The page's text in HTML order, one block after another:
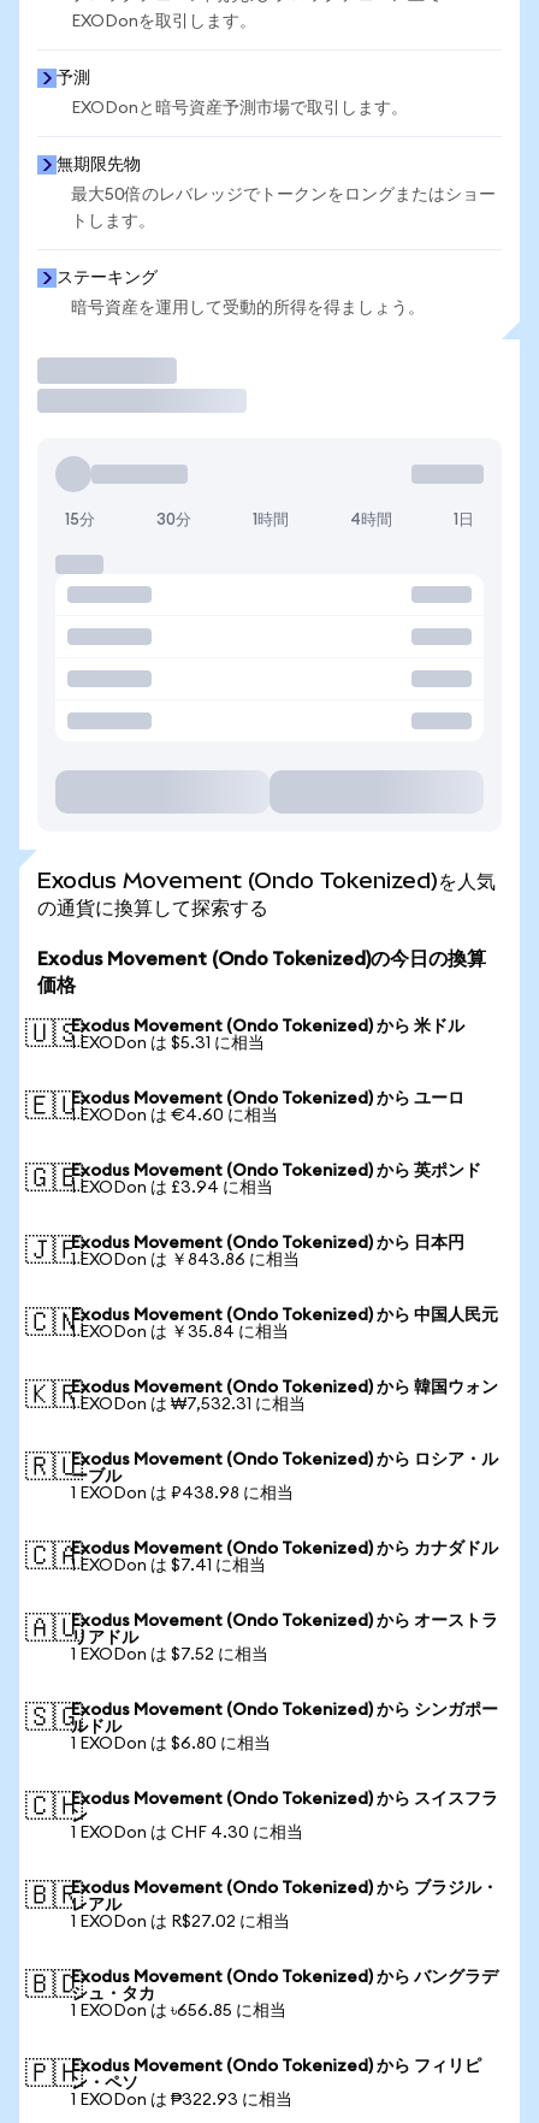
EXODonを取引します。
予測
EXODonと暗号資産予測市場で取引します。
無期限先物
最大50倍のレバレッジでトークンをロングまたはショー
トします。
ステーキング
暗号資産を運用して受動的所得を得ましょう。
15分 30分 1時間 4時間 1日
Exodus Movement (Ondo Tokenized)を人気
の通貨に換算して探索する
Exodus Movement (Ondo Tokenized)の今日の換算
価格
🇺🇸Exodus Movement (Ondo Tokenized) から 米ドル
1 EXODon は $5.31 に相当
🇪🇺Exodus Movement (Ondo Tokenized) から ユーロ
1 EXODon は €4.60 に相当
🇬🇧Exodus Movement (Ondo Tokenized) から 英ポンド
1 EXODon は £3.94 に相当
🇯🇵Exodus Movement (Ondo Tokenized) から 日本円
1 EXODon は ￥843.86 に相当
🇨🇳Exodus Movement (Ondo Tokenized) から 中国人民元
1 EXODon は ￥35.84 に相当
🇰🇷Exodus Movement (Ondo Tokenized) から 韓国ウォン
1 EXODon は ₩7,532.31 に相当
🇷🇺Exodus Movement (Ondo Tokenized) から ロシア・ル
ーブル
1 EXODon は ₽438.98 に相当
🇨🇦Exodus Movement (Ondo Tokenized) から カナダドル
1 EXODon は $7.41 に相当
🇦🇺Exodus Movement (Ondo Tokenized) から オーストラ
リアドル
1 EXODon は $7.52 に相当
🇸🇬Exodus Movement (Ondo Tokenized) から シンガポー
ルドル
1 EXODon は $6.80 に相当
🇨🇭Exodus Movement (Ondo Tokenized) から スイスフラ
ン
1 EXODon は CHF 4.30 に相当
🇧🇷Exodus Movement (Ondo Tokenized) から ブラジル・
レアル
1 EXODon は R$27.02 に相当
🇧🇩Exodus Movement (Ondo Tokenized) から バングラデ
シュ・タカ
1 EXODon は ৳656.85 に相当
🇵🇭Exodus Movement (Ondo Tokenized) から フィリピ
ン・ペソ
1 EXODon は ₱322.93 に相当